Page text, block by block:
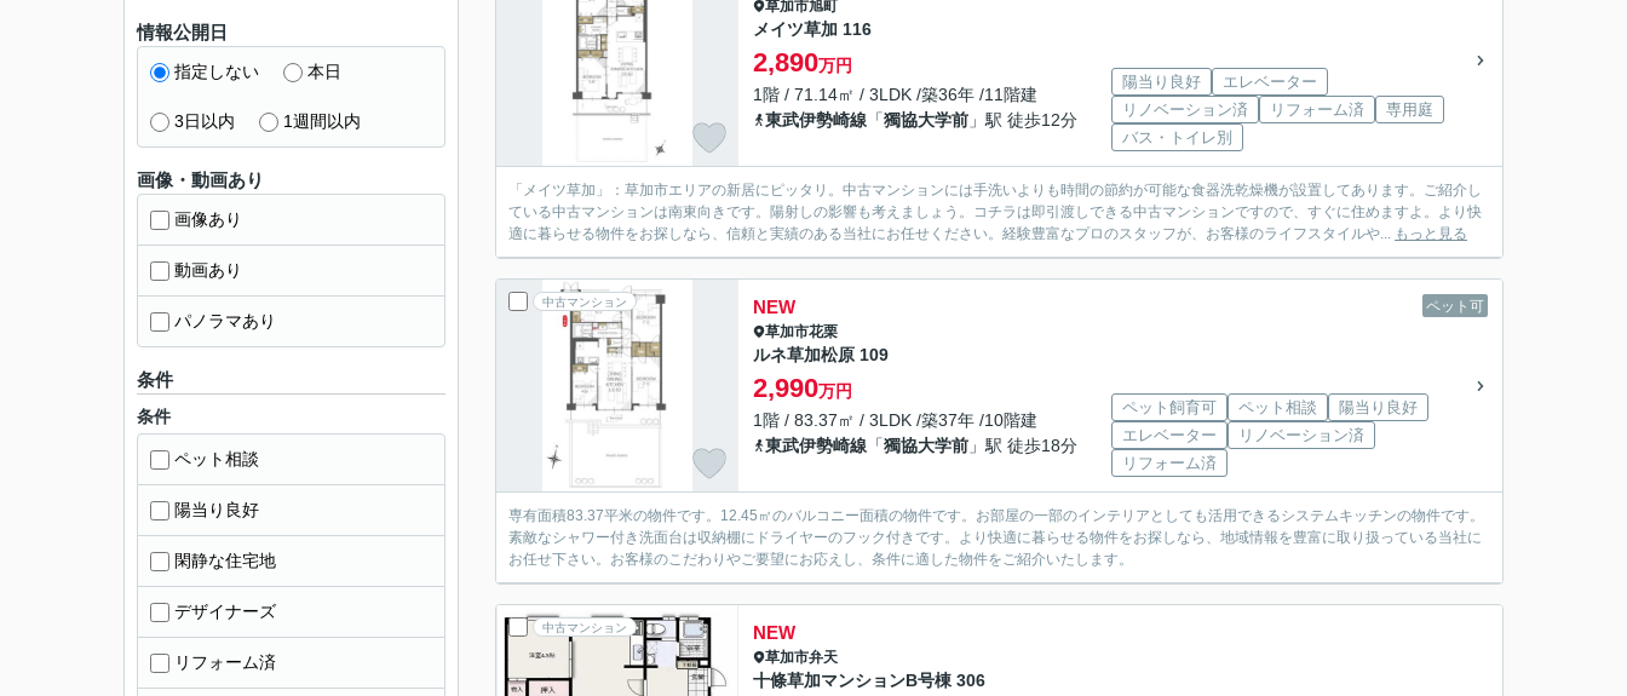
草加市旭町
メイツ草加 116
2,890万円
1階 / 71.14㎡ / 3LDK /築36年 /11階建
東武伊勢崎線 「獨協大学前 」駅 徒歩12分
陽当り良好
エレベーター
リノベーション済
リフォーム済
専用庭
バス・トイレ別
「メイツ草加」：草加市エリアの新居にピッタリ。中古マンションには手洗いよりも時間の節約が可能な食器洗乾燥機が設置してあります。ご紹介し
ている中古マンションは南東向きです。陽射しの影響も考えましょう。コチラは即引渡しできる中古マンションですので、すぐに住めますよ。より快
適に暮らせる物件をお探しなら、信頼と実績のある当社にお任せください。経験豊富なプロのスタッフが、お客様のライフスタイルや... もっと見る
中古マンション ペット可
NEW
草加市花栗
ルネ草加松原 109
2,990万円
1階 / 83.37㎡ / 3LDK /築37年 /10階建
東武伊勢崎線 「獨協大学前 」駅 徒歩18分
ペット飼育可 ペット相談
陽当り良好
エレベーター
リノベーション済
リフォーム済
専有面積83.37平米の物件です。12.45㎡のバルコニー面積の物件です。お部屋の一部のインテリアとしても活用できるシステムキッチンの物件です。
素敵なシャワー付き洗面台は収納棚にドライヤーのフック付きです。より快適に暮らせる物件をお探しなら、地域情報を豊富に取り扱っている当社に
お任せ下さい。お客様のこだわりやご要望にお応えし、条件に適した物件をご紹介いたします。
中古マンション NEW
草加市弁天
十條草加マンションB号棟 306
情報公開日
指定しない 本日
3日以内 1週間以内
画像・動画あり
画像あり
動画あり
パノラマあり
条件
条件
ペット相談
陽当り良好
閑静な住宅地
デザイナーズ
リフォーム済